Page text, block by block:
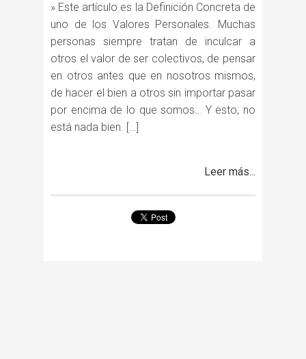
» Este artículo es la Definición Concreta de
uno de los Valores Personales. Muchas
personas siempre tratan de inculcar a
otros el valor de ser colectivos, de pensar
en otros antes que en nosotros mismos,
de hacer el bien a otros sin importar pasar
por encima de lo que somos… Y esto, no
está nada bien. […]
Leer más...